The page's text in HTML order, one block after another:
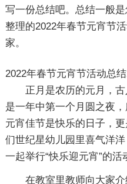
写一份总结吧。总结一般
整理的2022年春节元宵节
家。
2022年春节元宵节活动总
正月是农历的元月，古
是一年中第一个月圆之夜，
元宵佳节是快乐的日子，
们世纪星幼儿园里喜气洋
一起举行“快乐迎元宵”的活
在教室里教师向大家